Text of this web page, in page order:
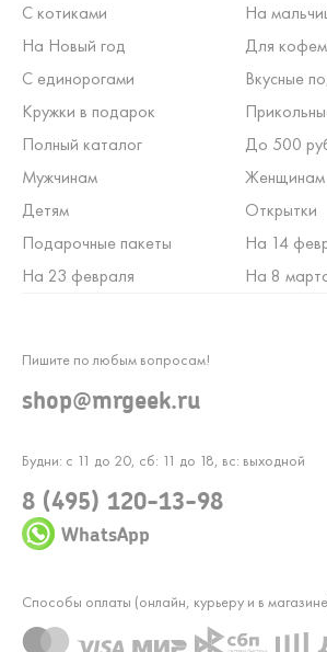
С котиками
На
На Новый год
Для
С единорогами
Вкусные
Кружки в подарок
Полный каталог
До 500
Мужчинам
Женщинам
Детям
Открытки
Подарочные пакеты
На 14
На 23 февраля
На 8
Будни: с 11 до 20, сб: 11 до 18, вс: выходной
8 (495) 120-13-98
WhatsApp
Пишите по любым вопросам!
shop@mrgeek.ru
Способы оплаты (онлайн, курьеру и в